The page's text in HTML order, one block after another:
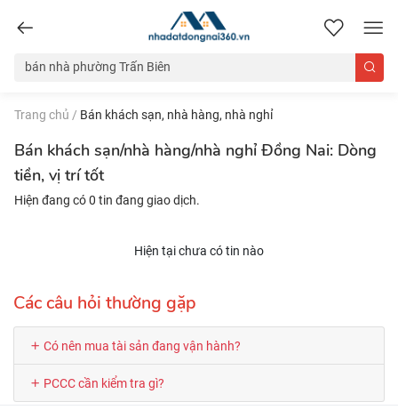
nhadatdongnai360.vn
Trang chủ / Bán khách sạn, nhà hàng, nhà nghỉ
Bán khách sạn/nhà hàng/nhà nghỉ Đồng Nai: Dòng
tiền, vị trí tốt
Hiện đang có 0 tin đang giao dịch.
Hiện tại chưa có tin nào
Các câu hỏi thường gặp
Có nên mua tài sản đang vận hành?
PCCC cần kiểm tra gì?